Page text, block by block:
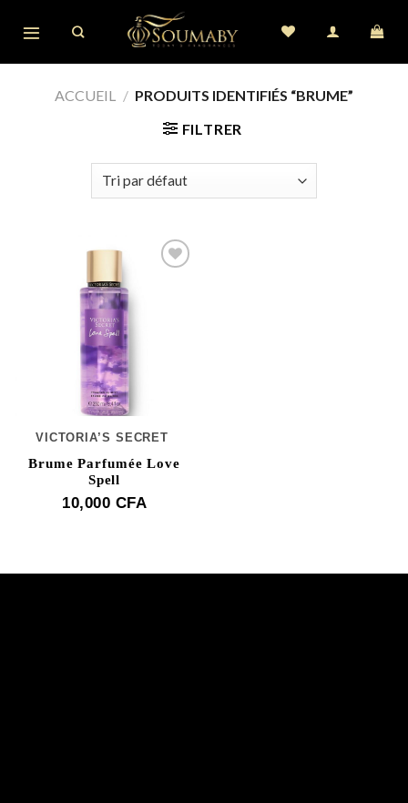
ACCUEIL / PRODUITS IDENTIFIÉS “BRUME”
FILTRER
VICTORIA’S SECRET
Brume Parfumée Love
Spell
10,000 CFA